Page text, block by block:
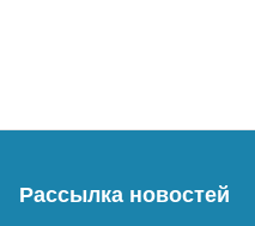
Рассылка новостей